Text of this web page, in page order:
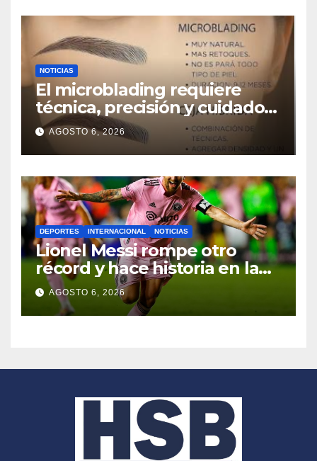
NOTICIAS
El microblading requiere
técnica, precisión y cuidados
para lograr resultados
naturales
AGOSTO 6, 2026
DEPORTES INTERNACIONAL NOTICIAS
Lionel Messi rompe otro
récord y hace historia en la
Leagues Cup con Inter Miami
AGOSTO 6, 2026